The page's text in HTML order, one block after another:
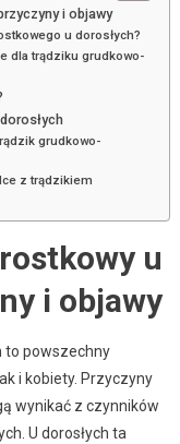
i objawy
u dorosłych?
dla trądziku grudkowo-
grudkowo-
z trądzikiem
u
i objawy
to powszechny
i kobiety. Przyczyny
wynikać z czynników
U dorosłych ta